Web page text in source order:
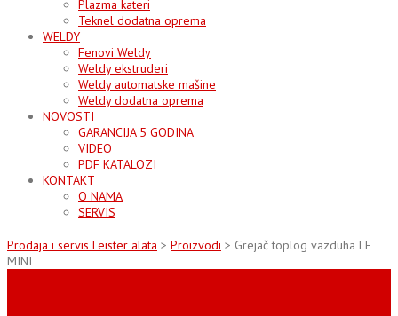
Plazma kateri
Teknel dodatna oprema
WELDY
Fenovi Weldy
Weldy ekstruderi
Weldy automatske mašine
Weldy dodatna oprema
NOVOSTI
GARANCIJA 5 GODINA
VIDEO
PDF KATALOZI
KONTAKT
O NAMA
SERVIS
Prodaja i servis Leister alata > Proizvodi > Grejač toplog vazduha LE
MINI